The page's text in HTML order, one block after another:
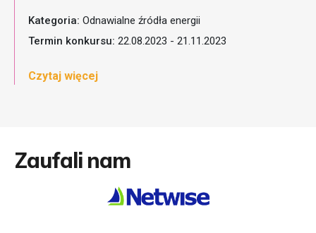
Kategoria: Odnawialne źródła energii
Termin konkursu: 22.08.2023 - 21.11.2023
Czytaj więcej
Zaufali nam